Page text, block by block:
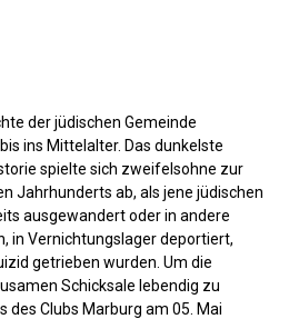
der jüdischen Gemeinde
ins Mittelalter. Das dunkelste
spielte sich zweifelsohne zur
Jahrhunderts ab, als jene jüdischen
ausgewandert oder in andere
in Vernichtungslager deportiert,
getrieben wurden. Um die
Schicksale lebendig zu
des Clubs Marburg am 05. Mai